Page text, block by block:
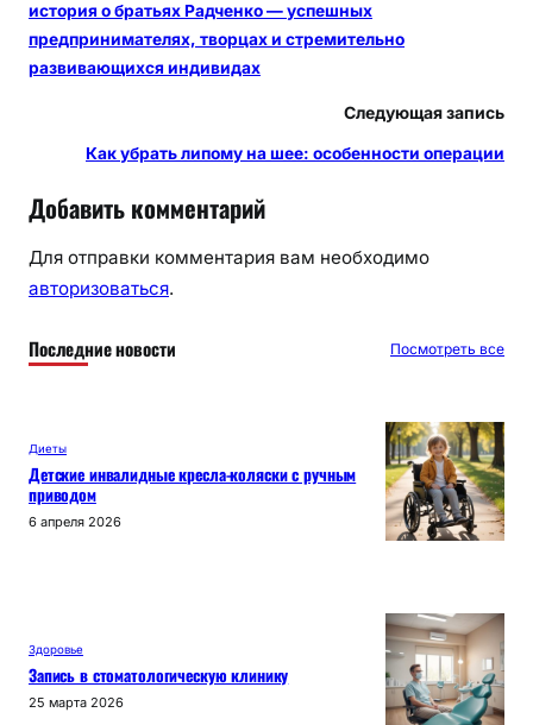
история о братьях Радченко — успешных
предпринимателях, творцах и стремительно
развивающихся индивидах
Следующая запись
Как убрать липому на шее: особенности операции
Добавить комментарий
Для отправки комментария вам необходимо
авторизоваться.
Последние новости Посмотреть все
Диеты
Детские инвалидные кресла-коляски с ручным
приводом
6 апреля 2026
Здоровье
Запись в стоматологическую клинику
25 марта 2026